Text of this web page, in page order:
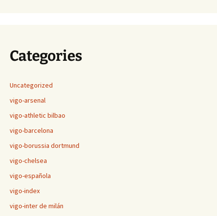
Categories
Uncategorized
vigo-arsenal
vigo-athletic bilbao
vigo-barcelona
vigo-borussia dortmund
vigo-chelsea
vigo-española
vigo-index
vigo-inter de milán